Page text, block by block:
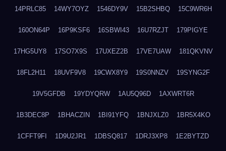
14PRLC85 14WY7OYZ 1546DY9V 15B2SHBQ 15C9WR6H
160ON64P 16P9KSF6 16SBWI43 16U7RZJT 179PIGYE
17HG5UY8 17SO7X9S 17UXEZ2B 17VE7UAW 181QKVNV
18FL2H11 18UVF9V8 19CWX8Y9 19S0NNZV 19SYNG2F
19V5GFDB 19YDYQRW 1AU5Q96D 1AXWRT6R
1B3DEC8P 1BHACZIN 1BI91YFQ 1BNJXLZ0 1BR5X4KO
1CFFT9FI 1D9U2JR1 1DBSQ817 1DRJ3XP8 1E2BYTZD